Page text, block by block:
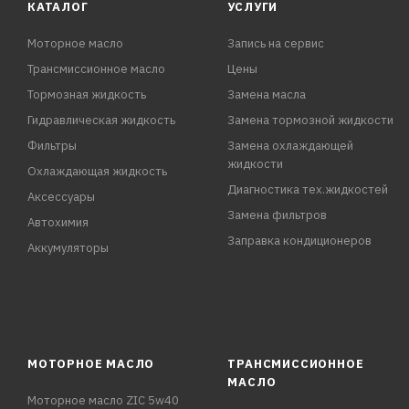
КАТАЛОГ
Моторное масло
Трансмиссионное масло
Тормозная жидкость
Гидравлическая жидкость
Фильтры
Охлаждающая жидкость
Аксессуары
Автохимия
Аккумуляторы
УСЛУГИ
Запись на сервис
Цены
Замена масла
Замена тормозной жидкости
Замена охлаждающей
жидкости
Диагностика тех.жидкостей
Замена фильтров
Заправка кондиционеров
МОТОРНОЕ МАСЛО
Моторное масло ZIC 5w40
ТРАНСМИССИОННОЕ
МАСЛО